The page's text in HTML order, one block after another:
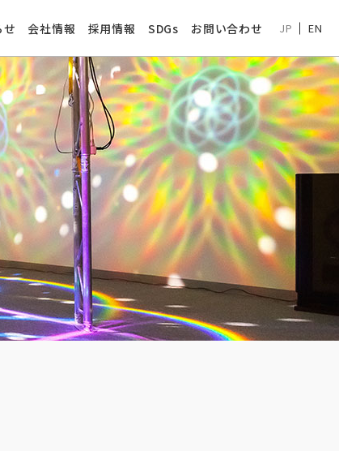
せ 会社情報 採用情報 SDGs お問い合わせ JP EN